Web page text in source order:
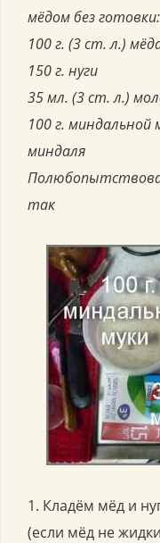
мёдом без готовки:
100 г. (3 ст. л.)
150 г. нуги
35 мл. (3 ст. л.)
100 г. миндальной
миндаля
так
1. Кладём мёд и
(если мёд не